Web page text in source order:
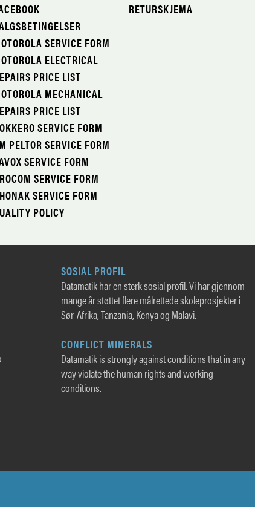
SERVICE FORM
ELECTRICAL
PRICE LIST
MECHANICAL
PRICE LIST
SERVICE FORM
PELTOR SERVICE FORM
SERVICE FORM
SERVICE FORM
SERVICE FORM
POLICY
RETURSKJEMA
SOSIAL PROFIL
Datamatik har en sterk sosial profil. Vi har gjennom
mange år støttet flere målrettede skoleprosjekter i
Sør-Afrika, Tanzania, Kenya og Malavi.
CONFLICT MINERALS
Datamatik is strongly against conditions that in any
way violate the human rights and working
conditions.